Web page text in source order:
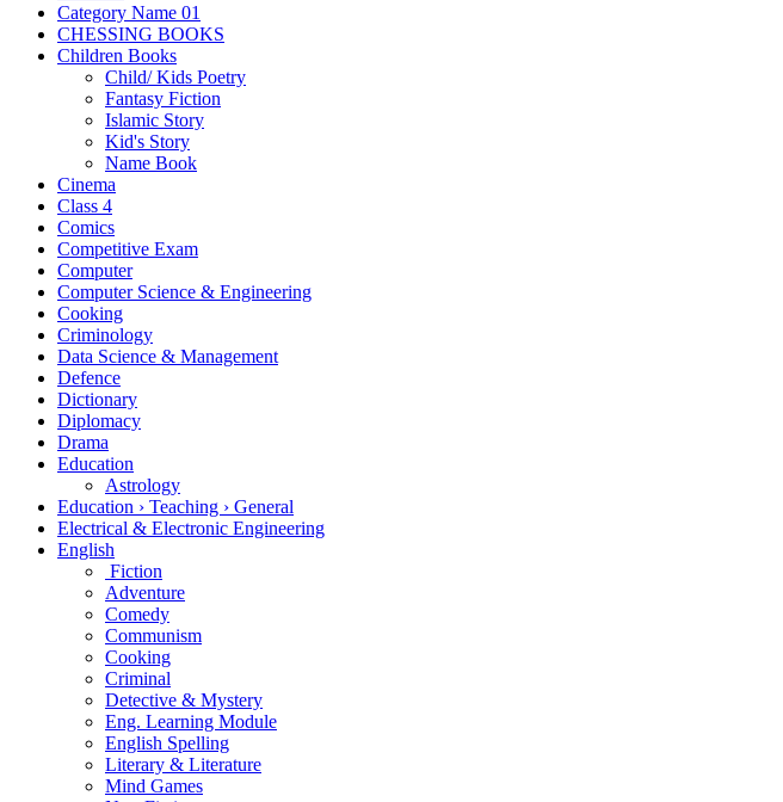
Category Name 01
CHESSING BOOKS
Children Books
Child/ Kids Poetry
Fantasy Fiction
Islamic Story
Kid's Story
Name Book
Cinema
Class 4
Comics
Competitive Exam
Computer
Computer Science & Engineering
Cooking
Criminology
Data Science & Management
Defence
Dictionary
Diplomacy
Drama
Education
Astrology
Education › Teaching › General
Electrical & Electronic Engineering
English
Fiction
Adventure
Comedy
Communism
Cooking
Criminal
Detective & Mystery
Eng. Learning Module
English Spelling
Literary & Literature
Mind Games